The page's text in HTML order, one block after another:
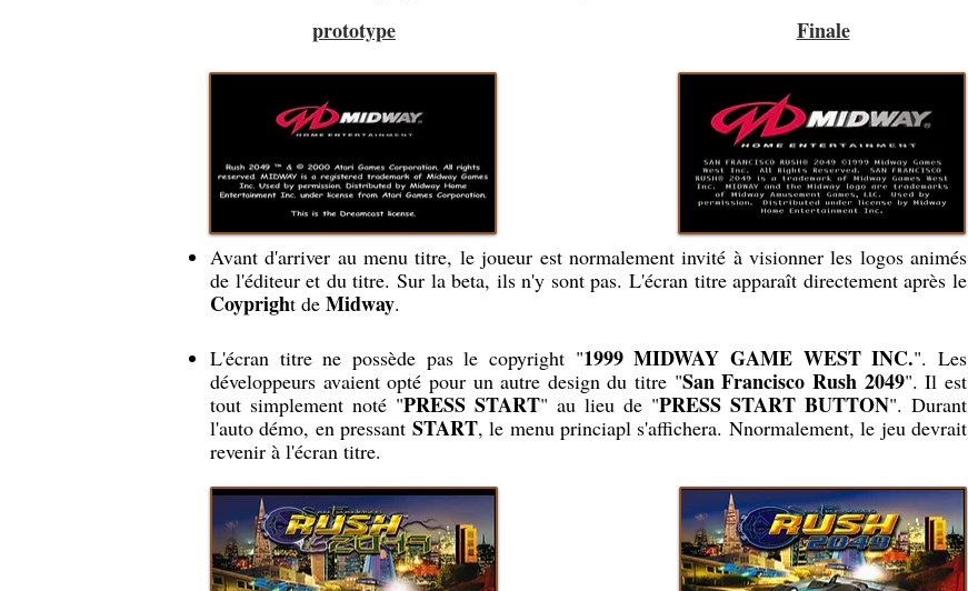
prototype Finale
Avant d'arriver au menu titre, le joueur est normalement invité à visionner les logos animés
de l'éditeur et du titre. Sur la beta, ils n'y sont pas. L'écran titre apparaît directement après le
Coypright de Midway.
L'écran titre ne possède pas le copyright "1999 MIDWAY GAME WEST INC.". Les
développeurs avaient opté pour un autre design du titre "San Francisco Rush 2049". Il est
tout simplement noté "PRESS START" au lieu de "PRESS START BUTTON". Durant
l'auto démo, en pressant START, le menu princiapl s'affichera. Nnormalement, le jeu devrait
revenir à l'écran titre.